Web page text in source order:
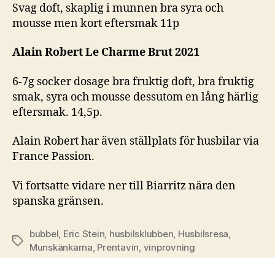
Svag doft, skaplig i munnen bra syra och
mousse men kort eftersmak 11p
Alain Robert Le Charme Brut 2021
6-7g socker dosage bra fruktig doft, bra fruktig
smak, syra och mousse dessutom en lång härlig
eftersmak. 14,5p.
Alain Robert har även ställplats för husbilar via
France Passion.
Vi fortsatte vidare ner till Biarritz nära den
spanska gränsen.
Etiketter
bubbel Eric Stein husbilsklubben Husbilsresa
Munskänkarna Prentavin vinprovning